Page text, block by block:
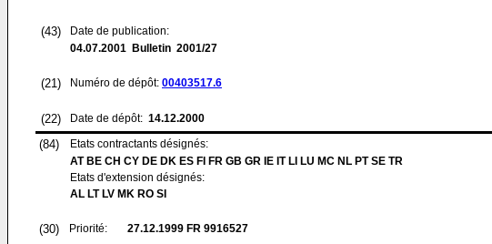
(43)
Date de publication:
04.07.2001 Bulletin 2001/27
(21) Numéro de dépôt: 00403517.6
(22) Date de dépôt: 14.12.2000
(84)
Etats contractants désignés:
AT BE CH CY DE DK ES FI FR GB GR IE IT LI LU MC NL PT SE TR
Etats d'extension désignés:
AL LT LV MK RO SI
(30) Priorité: 27.12.1999 FR 9916527